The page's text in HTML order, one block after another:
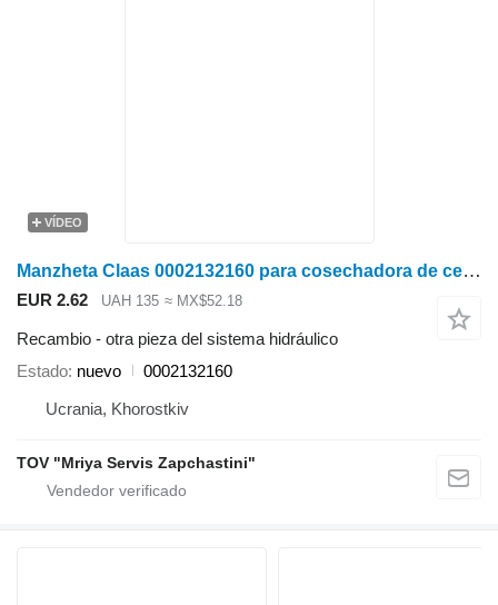
VÍDEO
Manzheta Claas 0002132160 para cosechadora de cereales
EUR 2.62 UAH 135 ≈ MX$52.18
Recambio - otra pieza del sistema hidráulico
Estado nuevo
0002132160
Ucrania, Khorostkiv
TOV "Mriya Servis Zapchastini"